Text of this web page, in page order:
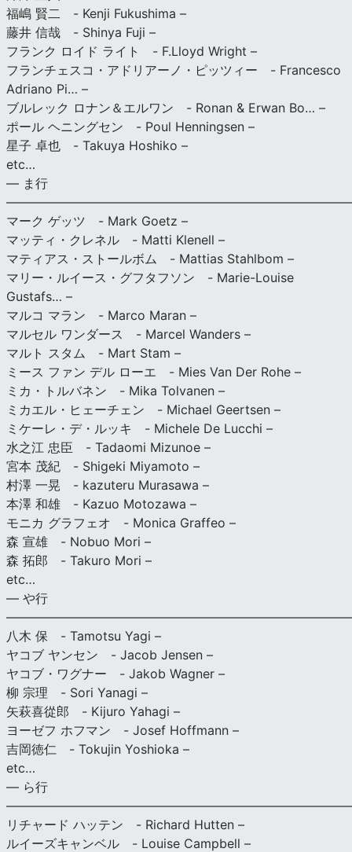
福嶋 賢二 - Kenji Fukushima –
藤井 信哉 - Shinya Fuji –
フランク ロイド ライト - F.Lloyd Wright –
フランチェスコ・アドリアーノ・ピッツィー - Francesco
Adriano Pi… –
ブルレック ロナン＆エルワン - Ronan & Erwan Bo… –
ポール ヘニングセン - Poul Henningsen –
星子 卓也 - Takuya Hoshiko –
etc…
— ま行
マーク ゲッツ - Mark Goetz –
マッティ・クレネル - Matti Klenell –
マティアス・ストールボム - Mattias Stahlbom –
マリー・ルイース・グフタフソン - Marie-Louise
Gustafs… –
マルコ マラン - Marco Maran –
マルセル ワンダース - Marcel Wanders –
マルト スタム - Mart Stam –
ミース ファン デル ローエ - Mies Van Der Rohe –
ミカ・トルバネン - Mika Tolvanen –
ミカエル・ヒェーチェン - Michael Geertsen –
ミケーレ・デ・ルッキ - Michele De Lucchi –
水之江 忠臣 - Tadaomi Mizunoe –
宮本 茂紀 - Shigeki Miyamoto –
村澤 一晃 - kazuteru Murasawa –
本澤 和雄 - Kazuo Motozawa –
モニカ グラフェオ - Monica Graffeo –
森 宣雄 - Nobuo Mori –
森 拓郎 - Takuro Mori –
etc…
— や行
八木 保 - Tamotsu Yagi –
ヤコブ ヤンセン - Jacob Jensen –
ヤコブ・ワグナー - Jakob Wagner –
柳 宗理 - Sori Yanagi –
矢萩喜從郎 - Kijuro Yahagi –
ヨーゼフ ホフマン - Josef Hoffmann –
吉岡徳仁 - Tokujin Yoshioka –
etc…
— ら行
リチャード ハッテン - Richard Hutten –
ルイーズキャンベル - Louise Campbell –